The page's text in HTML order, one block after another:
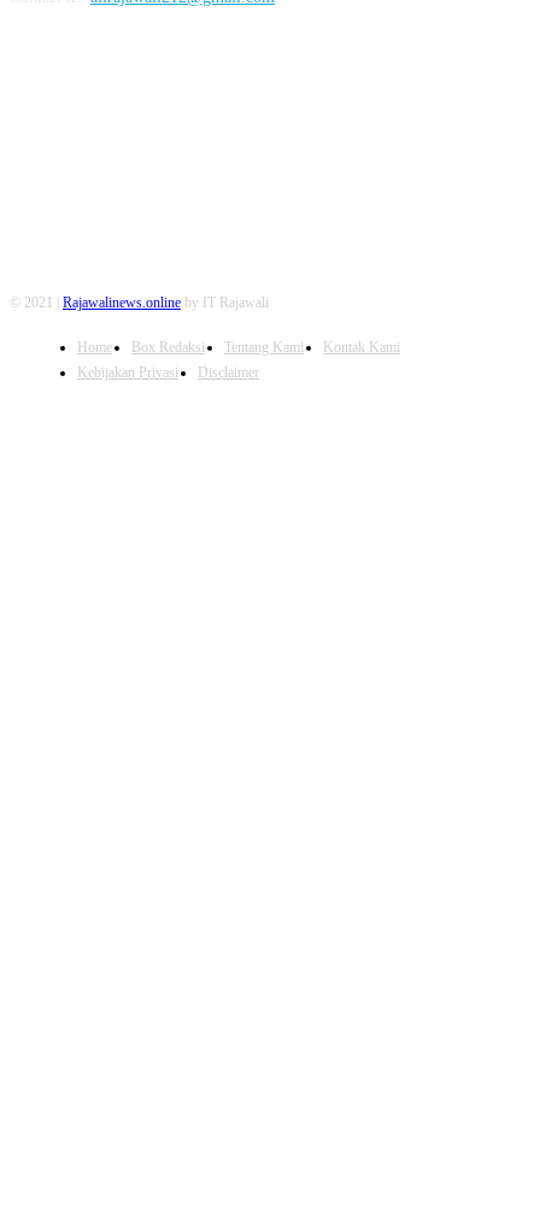
© 2021 | Rajawalinews.online by IT Rajawali
Home Box Redaksi Tentang Kami
Kontak Kami
Kebijakan Privasi
Disclaimer